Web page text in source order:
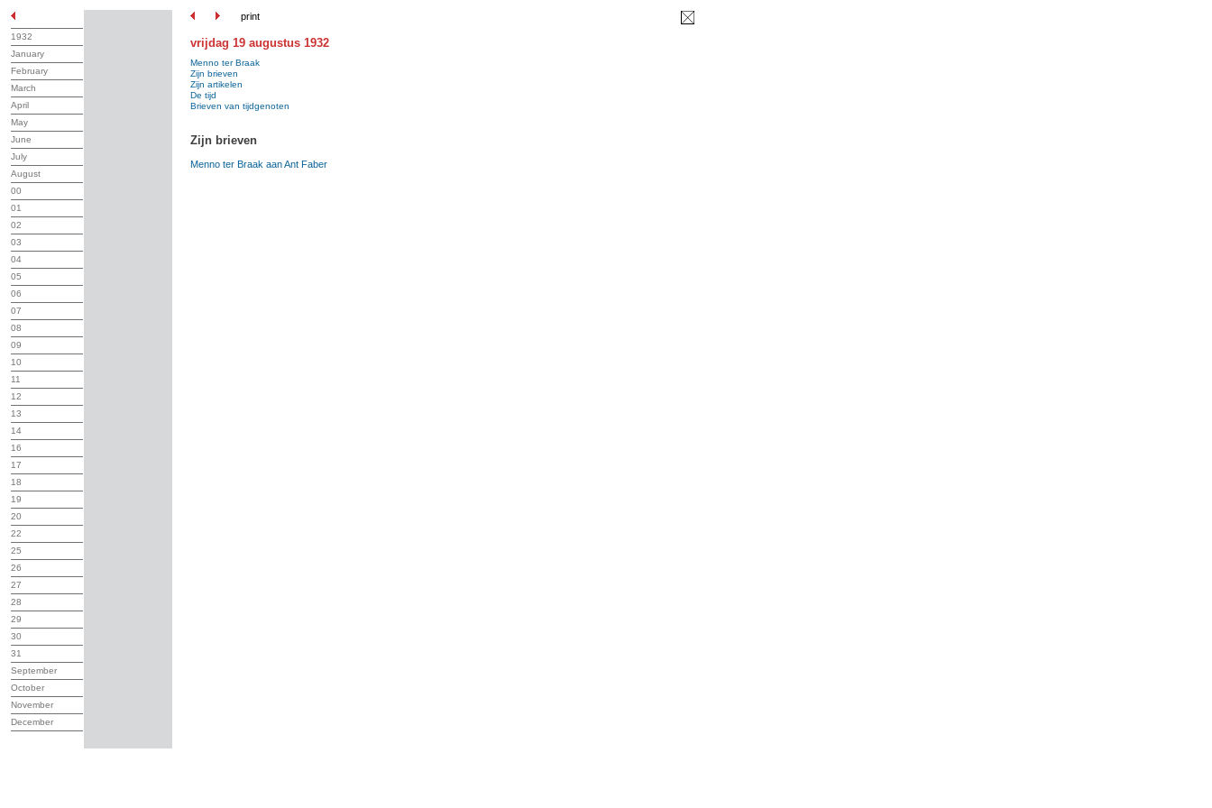
print
1932
January
February
March
April
May
June
July
August
00
01
02
03
04
05
06
07
08
09
10
11
12
13
14
16
17
18
19
20
22
25
26
27
28
29
30
31
September
October
November
December
vrijdag 19 augustus 1932
Menno ter Braak
Zijn brieven
Zijn artikelen
De tijd
Brieven van tijdgenoten
Zijn brieven
Menno ter Braak aan Ant Faber